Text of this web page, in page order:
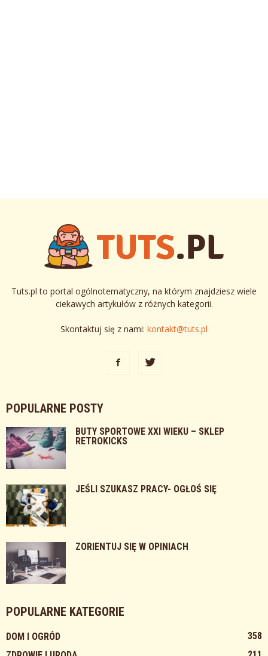
Tuts.pl to portal ogólnotematyczny, na którym znajdziesz wiele
ciekawych artykułów z różnych kategorii.
Skontaktuj się z nami: kontakt@tuts.pl
POPULARNE POSTY
BUTY SPORTOWE XXI WIEKU – SKLEP
RETROKICKS
JEŚLI SZUKASZ PRACY- OGŁOŚ SIĘ
ZORIENTUJ SIĘ W OPINIACH
POPULARNE KATEGORIE
DOM I OGRÓD
358